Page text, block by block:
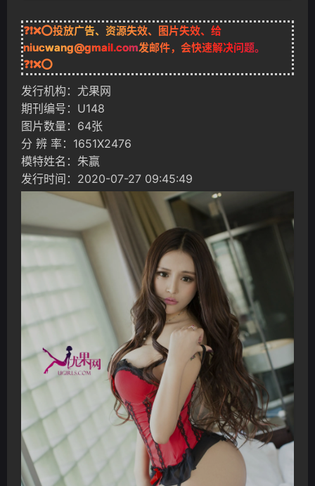
❓❗❌⭕投放广告、资源失效、图片失效、给
niucwang@gmail.com发邮件，会快速解决问题。
❓❗❌⭕
发行机构：尤果网
期刊编号：U148
图片数量：64张
分 辨 率：1651X2476
模特姓名：朱赢
发行时间：2020-07-27 09:45:49